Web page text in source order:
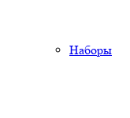
Наборы